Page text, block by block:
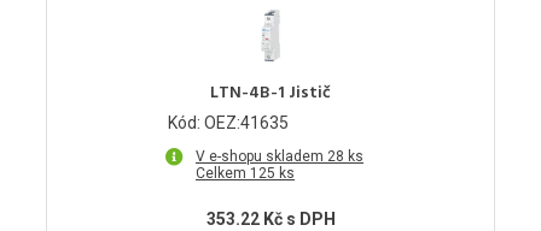
LTN-4B-1 Jistič
Kód: OEZ:41635
V e-shopu skladem 28 ks
Celkem 125 ks
353.22 Kč s DPH